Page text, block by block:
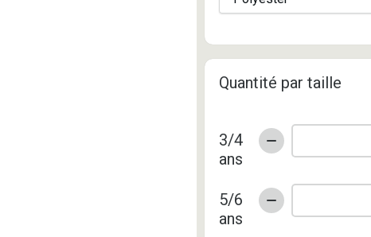
Quantité par taille
3/4
ans
5/6
ans